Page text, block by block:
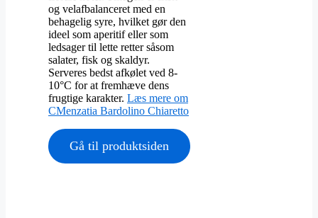
og velafbalanceret med en
behagelig syre, hvilket gør den
ideel som aperitif eller som
ledsager til lette retter såsom
salater, fisk og skaldyr.
Serveres bedst afkølet ved 8-
10°C for at fremhæve dens
frugtige karakter. Læs mere om
CMenzatia Bardolino Chiaretto
Gå til produktsiden